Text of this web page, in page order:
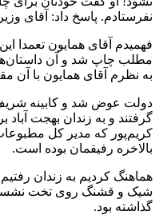
نفرستادم. پاسخ داد: آقای
فهمیدم آقای همایون تعمدا
مطلب چاپ شد و آن
به نظرم آقای همایون با آن
دولت عوض شد و کابینه
گرفتند و به زندان بهجت آباد
کریم‌پور که مدیر کل
بالاخره رفیقمان بوده است.
هماهنگ کردیم به زندان
شیک و قشنگ روی تخت
گذاشته بود.